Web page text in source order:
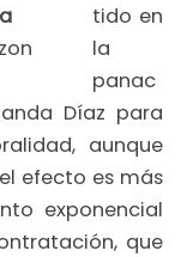
tido en
la
panac
Díaz para
aunque
efecto es más
exponencial
que